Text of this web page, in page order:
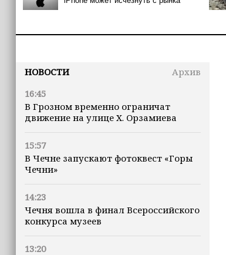
НОВОСТИ
Архив
16:45
В Грозном временно ограничат
движение на улице Х. Орзамиева
15:57
В Чечне запускают фотоквест «Горы
Чечни»
14:23
Чечня вошла в финал Всероссийского
конкурса музеев
13:20